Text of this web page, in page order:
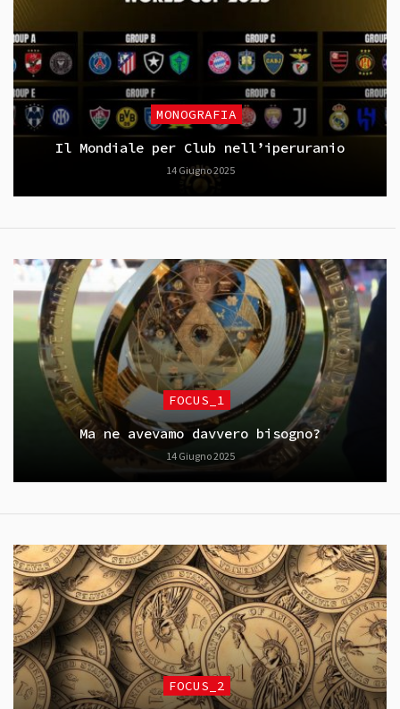
MONOGRAFIA
Il Mondiale per Club nell’iperuranio
14 Giugno 2025
FOCUS_1
Ma ne avevamo davvero bisogno?
14 Giugno 2025
FOCUS_2